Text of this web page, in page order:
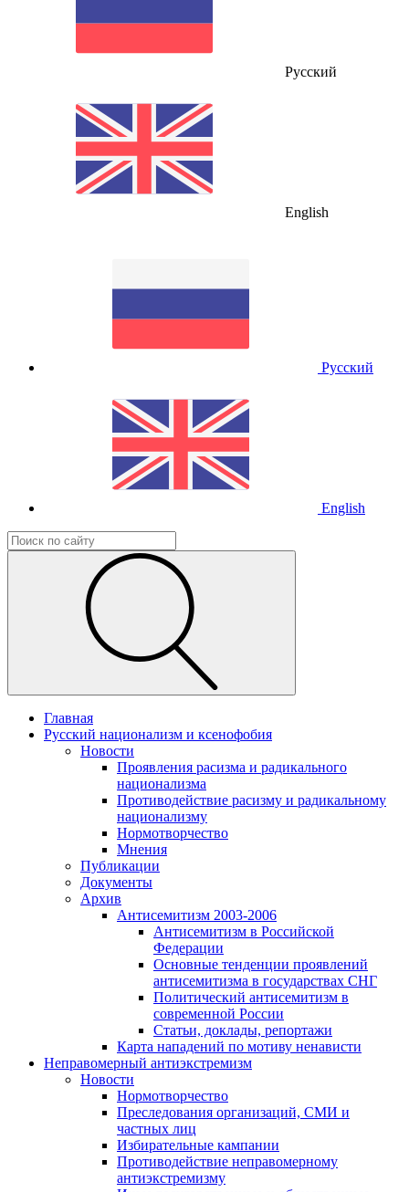
Русский
English
Русский
English
Главная
Русский национализм и ксенофобия
Новости
Проявления расизма и радикального
национализма
Противодействие расизму и радикальному
национализму
Нормотворчество
Мнения
Публикации
Документы
Архив
Антисемитизм 2003-2006
Антисемитизм в Российской
Федерации
Основные тенденции проявлений
антисемитизма в государствах СНГ
Политический антисемитизм в
современной России
Статьи, доклады, репортажи
Карта нападений по мотиву ненависти
Неправомерный антиэкстремизм
Новости
Нормотворчество
Преследования организаций, СМИ и
частных лиц
Избирательные кампании
Противодействие неправомерному
антиэкстремизму